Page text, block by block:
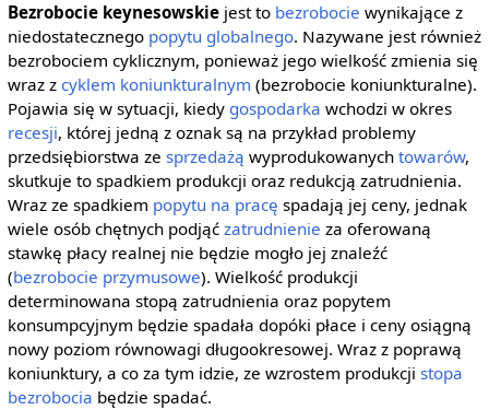
Bezrobocie keynesowskiejest to bezrobocie wynikające z
niedostatecznego popytu globalnego. Nazywane jest również
bezrobociem cyklicznym, ponieważ jego wielkość zmienia się
wraz z cyklem koniunkturalnym (bezrobocie koniunkturalne).
Pojawia się w sytuacji, kiedy gospodarka wchodzi w okres
recesji, której jedną z oznak są na przykład problemy
przedsiębiorstwa ze sprzedażą wyprodukowanych towarów,
skutkuje to spadkiem produkcji oraz redukcją zatrudnienia.
Wraz ze spadkiem popytu na pracę spadają jej ceny, jednak
wiele osób chętnych podjąć zatrudnienie za oferowaną
stawkę płacy realnej nie będzie mogło jej znaleźć
(bezrobocie przymusowe). Wielkość produkcji
determinowana stopą zatrudnienia oraz popytem
konsumpcyjnym będzie spadała dopóki płace i ceny osiągną
nowy poziom równowagi długookresowej. Wraz z poprawą
koniunktury, a co za tym idzie, ze wzrostem produkcji stopa
bezrobocia będzie spadać.